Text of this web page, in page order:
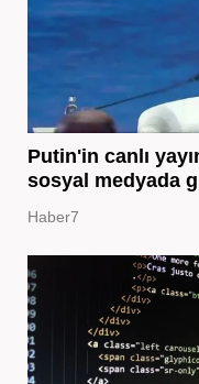
Putin'in canlı
sosyal medyada
Haber7